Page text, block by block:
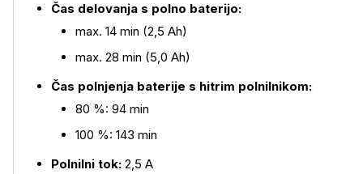
Čas delovanja s polno baterijo:
max. 14 min (2,5 Ah)
max. 28 min (5,0 Ah)
Čas polnjenja baterije s hitrim polnilnikom:
80 %: 94 min
100 %: 143 min
Polnilni tok: 2,5 A